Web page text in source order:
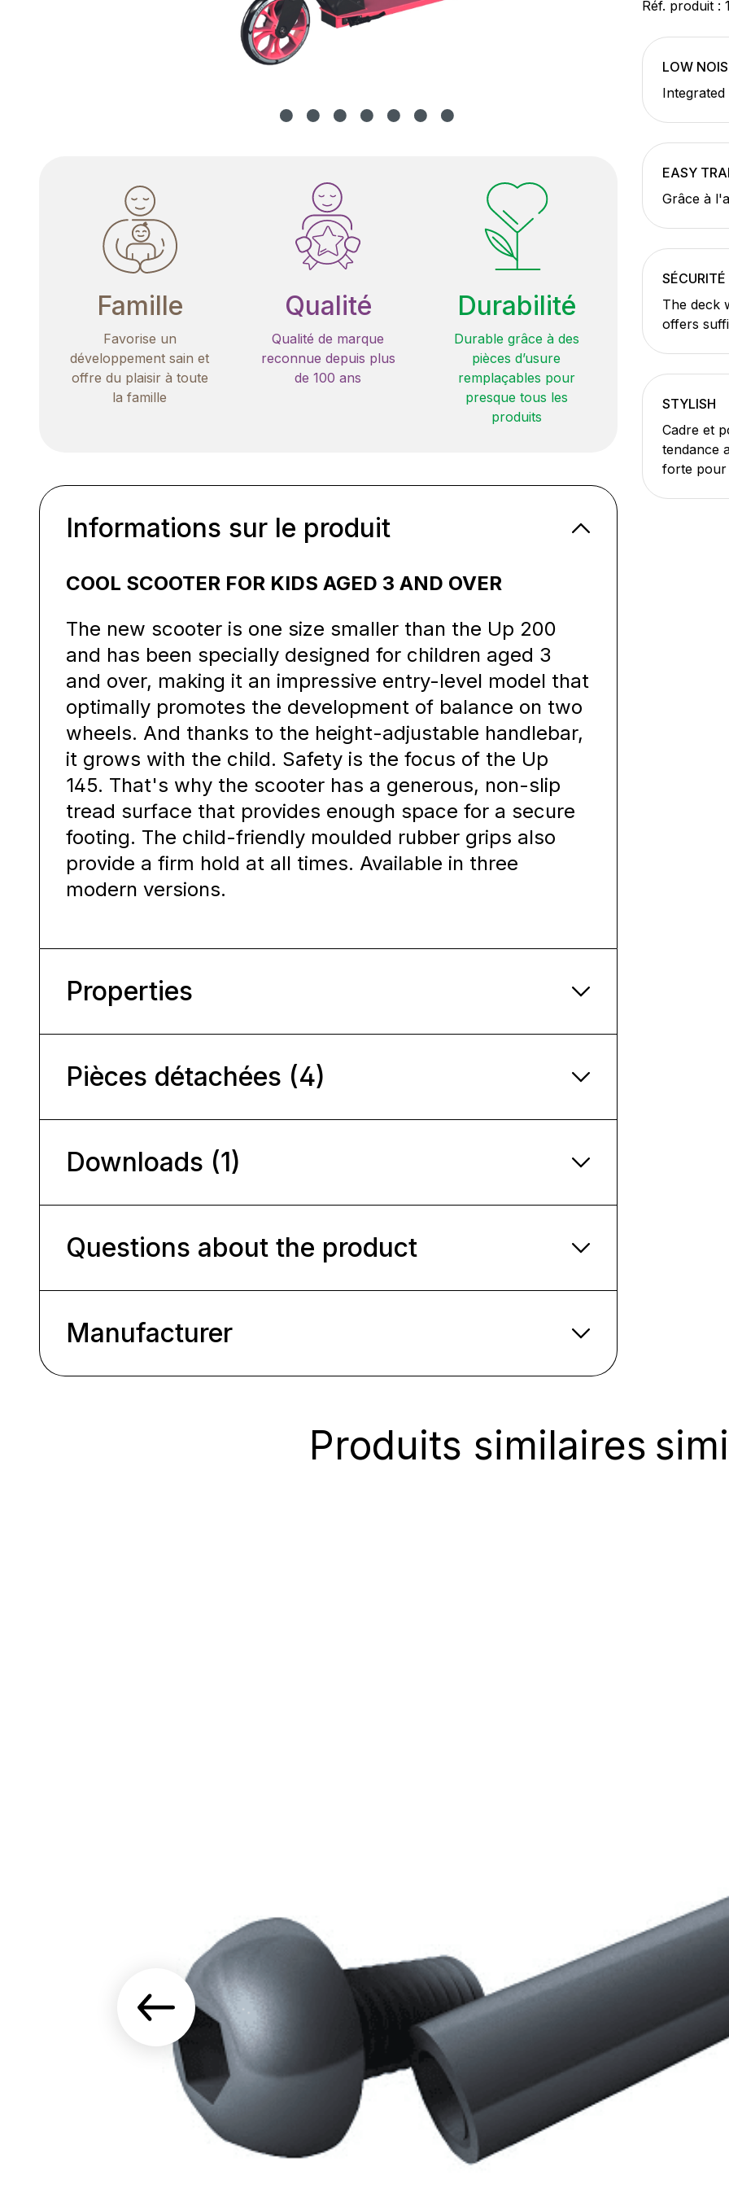
Famille
Favorise un
développement sain et
offre du plaisir à toute
la famille
Qualité
Qualité de marque
reconnue depuis plus
de 100 ans
Durabilité
Durable grâce à des
pièces d’usure
remplaçables pour
presque tous les
produits
Réf. produit :
LOW
EASY
Grâce à
SÉCURITÉ
The deck
offers
STYLISH
Cadre et
tendance
forte
Informations sur le produit
COOL SCOOTER FOR KIDS AGED 3 AND OVER
The new scooter is one size smaller than the Up 200
and has been specially designed for children aged 3
and over, making it an impressive entry-level model that
optimally promotes the development of balance on two
wheels. And thanks to the height-adjustable handlebar,
it grows with the child. Safety is the focus of the Up
145. That's why the scooter has a generous, non-slip
tread surface that provides enough space for a secure
footing. The child-friendly moulded rubber grips also
provide a firm hold at all times. Available in three
modern versions.
Properties
Pièces détachées (4)
Downloads (1)
Questions about the product
Manufacturer
Produits similaires